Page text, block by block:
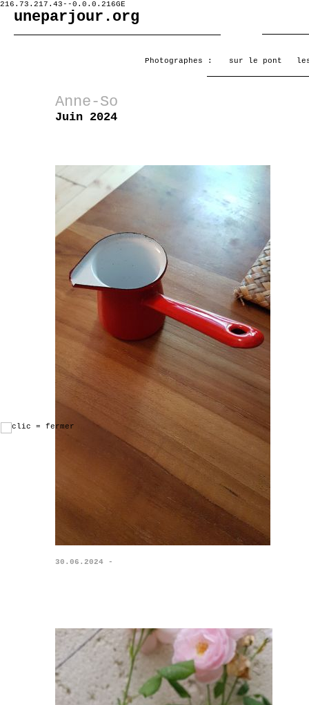
216.73.217.43--0.0.0.216GE
uneparjour.org
Photographes : sur le pont
Anne-So
Juin 2024
30.06.2024 -